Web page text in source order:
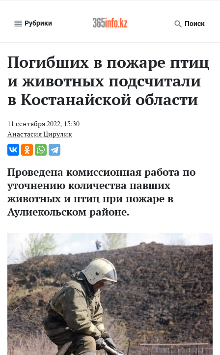
Рубрики Поиск
Погибших в пожаре птиц
и животных подсчитали
в Костанайской области
11 сентября 2022, 15:30
Анастасия Цирулик
Проведена комиссионная работа по
уточнению количества павших
животных и птиц при пожаре в
Аулиекольском районе.